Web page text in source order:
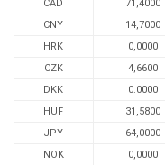
CAD
71,4000
CNY
14,7000
HRK
0,0000
CZK
4,6600
DKK
0.0000
HUF
31,5800
JPY
64,0000
NOK
0,0000